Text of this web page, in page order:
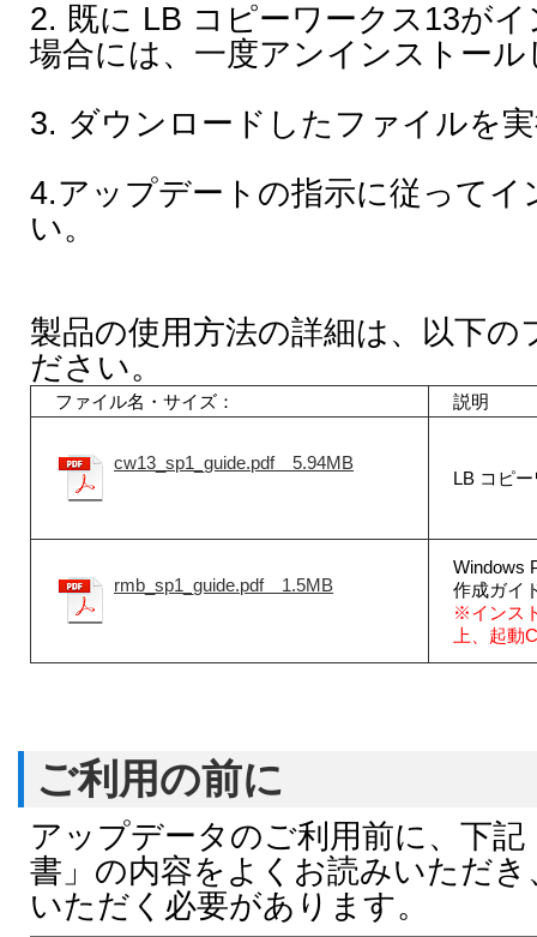
2. 既に LB コピーワークス13が
場合には、一度アンインストー
3. ダウンロードしたファイルを
4.アップデートの指示に従って
い。
製品の使用方法の詳細は、以下
ださい。
ファイル名・サイズ： 説明
cw13_sp1_guide.pdf 5.94MB
LB コピ
rmb_sp1_guide.pdf 1.5MB
Windows
作成ガイ
※インス
上、起動
ご利用の前に
アップデータのご利用前に、下記
書」の内容をよくお読みいただ
いただく必要があります。